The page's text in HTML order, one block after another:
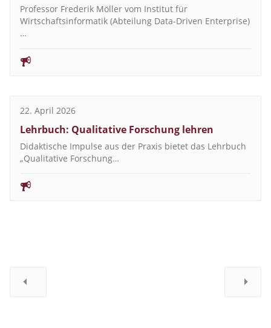
Professor Frederik Möller vom Institut für
Wirtschaftsinformatik (Abteilung Data-Driven Enterprise)
…
22. April 2026
Lehrbuch: Qualitative Forschung lehren
Didaktische Impulse aus der Praxis bietet das Lehrbuch
„Qualitative Forschung…